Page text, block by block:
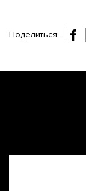
Поделиться: